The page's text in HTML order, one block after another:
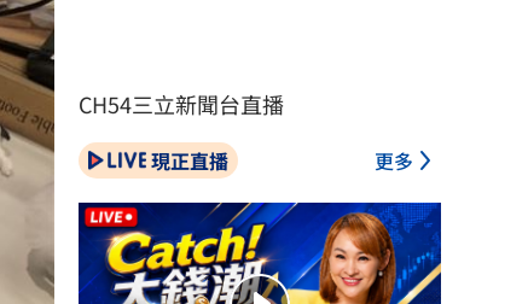
CH54三立新聞台直播
現正直播 更多